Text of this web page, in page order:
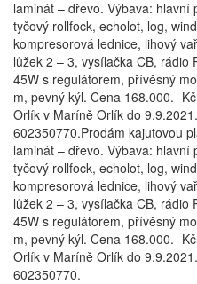
laminát – dřevo. Výbava: hlavní
tyčový rollfock, echolot, log,
kompresorová lednice, lihový
lůžek 2 – 3, vysílačka CB, rádio
45W s regulátorem, přívěsný
m, pevný kýl. Cena 168.000.-
Orlík v Maríně Orlík do
602350770.Prodám kajutovou
laminát – dřevo. Výbava: hlavní
tyčový rollfock, echolot, log,
kompresorová lednice, lihový
lůžek 2 – 3, vysílačka CB, rádio
45W s regulátorem, přívěsný
m, pevný kýl. Cena 168.000.-
Orlík v Maríně Orlík do
602350770.